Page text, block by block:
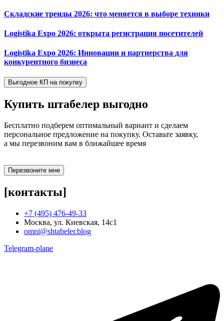
Складские тренды 2026: что меняется в выборе техники
Logistika Expo 2026: открыта регистрация посетителей
Logistika Expo 2026: Инновации и партнерства для
конкурентного бизнеса
Выгодное КП на покупку
Купить штабелер выгодно
Бесплатно подберем оптимальный вариант и сделаем
персональное предложение на покупку. Оставьте заявку,
а мы перезвоним вам в ближайшее время
Перезвоните мне
[контакты]
+7 (495) 476-49-33
Москва, ул. Киевская, 14с1
omni@shtabeler.blog
Telegram-plane